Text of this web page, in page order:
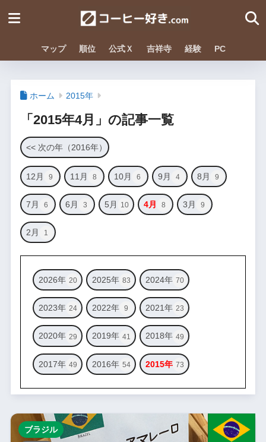
マップ 順位 公式Ｘ 吉祥寺 経験 PC
ホーム 2015年
「2015年4月」の記事一覧
<< 次の年（2016年）
12月 9 11月 8 10月 6 9月 4 8月 9
7月 6 6月 3 5月 10 4月 8 3月 9
2月 1
2026年 20 2025年 83 2024年 70
2023年 24 2022年 9 2021年 23
2020年 29 2019年 41 2018年 49
2017年 49 2016年 54 2015年 73
ブラジル